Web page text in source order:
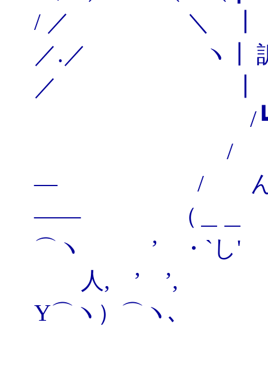
/ ／ ＼ ┃
／.／ ヽ┃
／ ┃ ┃
/┗ (((┛
/ /￣
― / ん、
―― （＿＿
⌒ヽ ’ ・`
人, ’ ’, (
Y⌒ヽ）⌒ヽ